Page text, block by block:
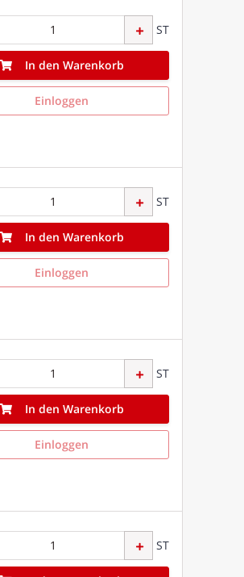
ST
In den Warenkorb
Einloggen
ST
In den Warenkorb
Einloggen
ST
In den Warenkorb
Einloggen
ST